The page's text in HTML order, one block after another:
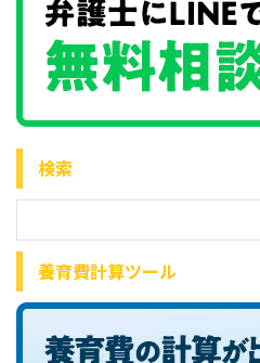
検索
養育費計算ツール